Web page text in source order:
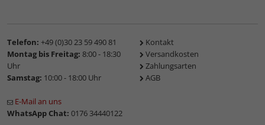
Telefon: +49 (0)30 23 59 490 81
Montag bis Freitag: 8:00 - 18:30
Uhr
Samstag: 10:00 - 18:00 Uhr
E-Mail an uns
WhatsApp Chat: 0176 34440122
Kontakt
Versandkosten
Zahlungsarten
AGB